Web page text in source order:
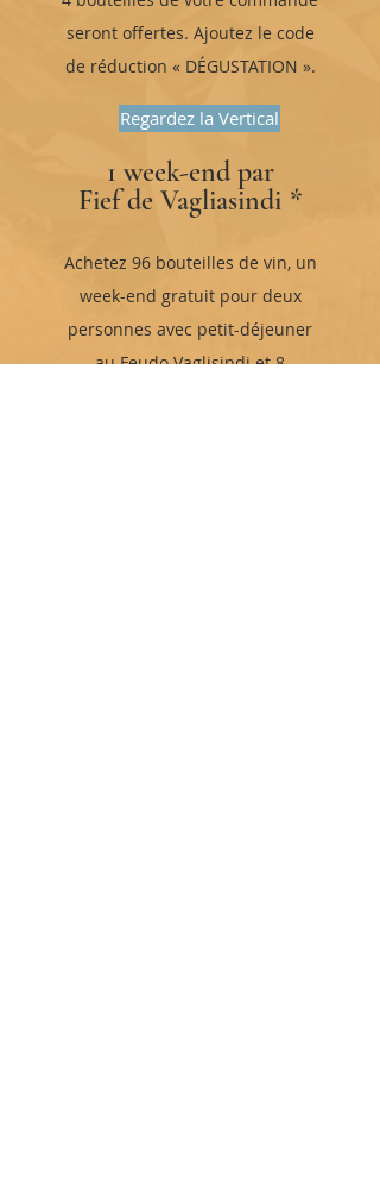
seront offertes. Ajoutez le code
de réduction « DÉGUSTATION ».
Regardez la Vertical
1 week-end par
Fief de Vagliasindi *
Achetez 96 bouteilles de vin, un
week-end gratuit pour deux
personnes avec petit-déjeuner
au Feudo Vaglisindi et 8